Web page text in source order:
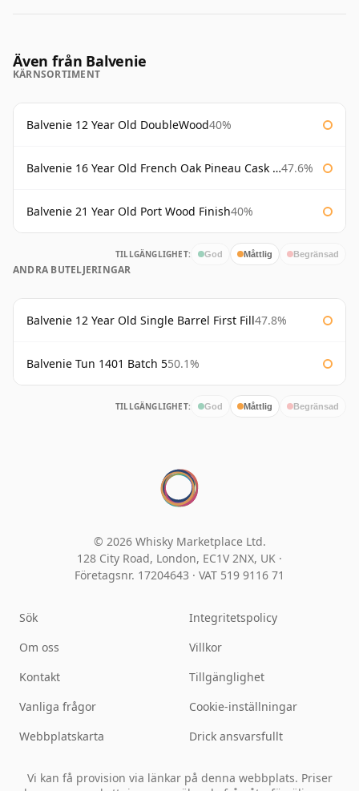
Även från Balvenie
KÄRNSORTIMENT
Balvenie 12 Year Old DoubleWood40%
Balvenie 16 Year Old French Oak Pineau Cask Finish 47.6%
Balvenie 21 Year Old Port Wood Finish40%
TILLGÄNGLIGHET: God Måttlig Begränsad
ANDRA BUTELJERINGAR
Balvenie 12 Year Old Single Barrel First Fill47.8%
Balvenie Tun 1401 Batch 550.1%
TILLGÄNGLIGHET: God Måttlig Begränsad
© 2026 Whisky Marketplace Ltd.
128 City Road, London, EC1V 2NX, UK ·
Företagsnr. 17204643 · VAT 519 9116 71
Sök
Om oss
Kontakt
Vanliga frågor
Webbplatskarta
Integritetspolicy
Villkor
Tillgänglighet
Cookie-inställningar
Drick ansvarsfullt
Vi kan få provision via länkar på denna webbplats. Priser